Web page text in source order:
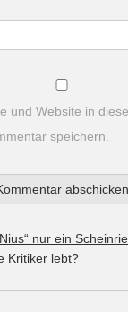
und Website in
speichern.
nur ein
Kritiker lebt?